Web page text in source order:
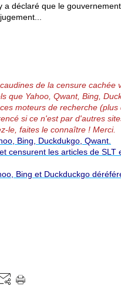
déclaré que le
de la censure cachée
que Yahoo, Qwant, Bing,
moteurs de recherche (plus
si ce n'est par d'autres
le, faites le connaître ! Merci.
Bing, Duckdukgo, Qwant.
censurent les articles de SLT
Bing et Duckduckgo